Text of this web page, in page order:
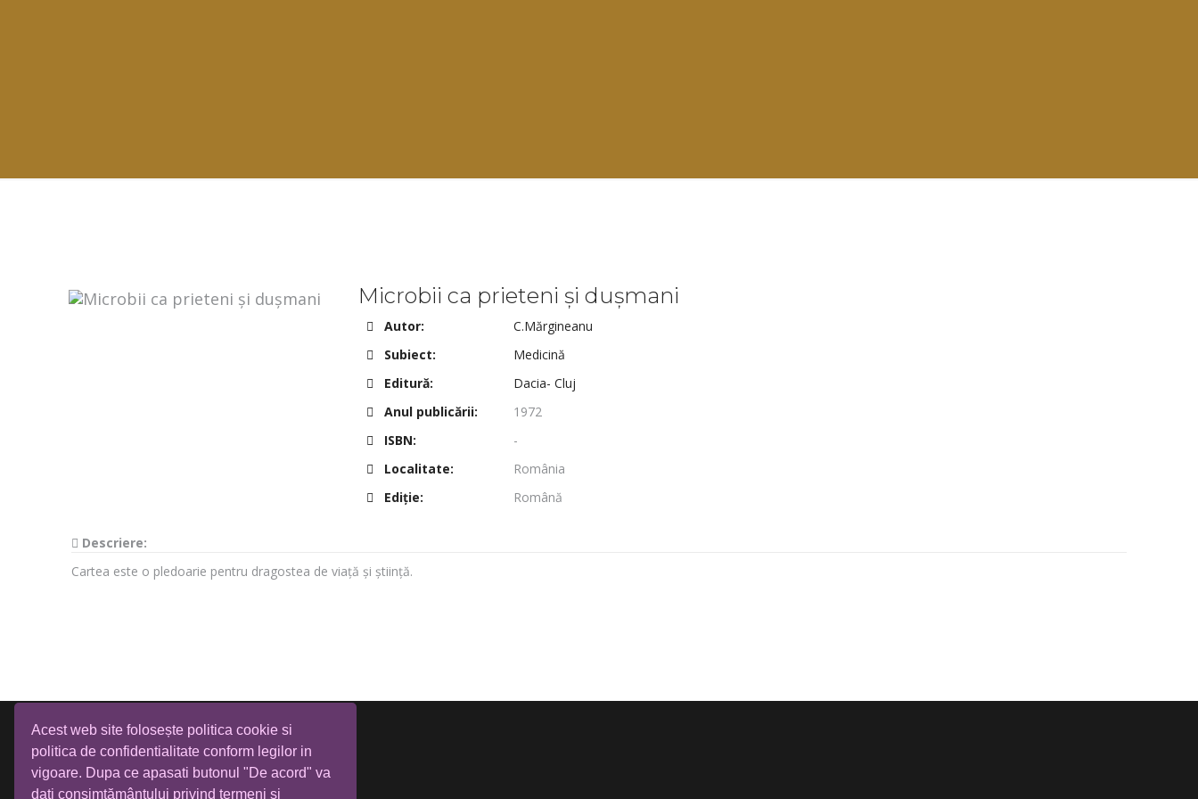
Acest web site folosește politica cookie si
politica de confidentialitate conform legilor in
vigoare. Dupa ce apasati butonul "De acord" va
dati consimțământului privind termeni si
Microbii ca prieteni și dușmani
Autor:
C.Mărgineanu
Subiect:
Medicină
Editură:
Dacia- Cluj
Anul publicării:
1972
ISBN:
-
Localitate:
România
Ediţie:
Română
Descriere:
Cartea este o pledoarie pentru dragostea de viață și știință.